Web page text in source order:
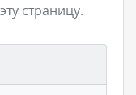
страницу.